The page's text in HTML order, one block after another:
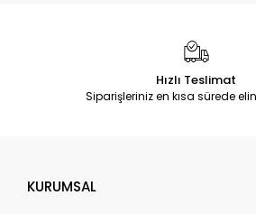
Hızlı Teslimat
Siparişleriniz en kısa sürede
KURUMSAL